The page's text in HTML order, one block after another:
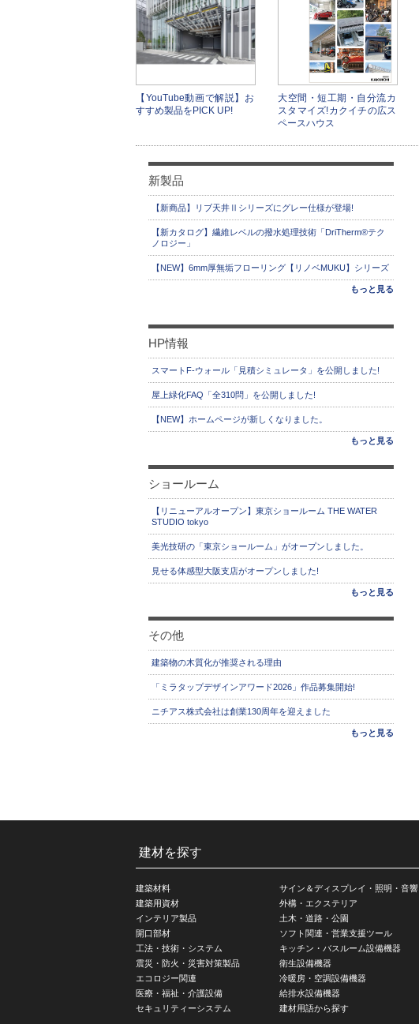
【YouTube動画で解説】お
すすめ製品をPICK UP!
大空間・短工期・自分流カ
スタマイズ!カクイチの広ス
ペースハウス
新製品
【新商品】リブ天井Ⅱシリーズにグレー仕様が登場!
【新カタログ】繊維レベルの撥水処理技術「DriTherm®テク
ノロジー」
【NEW】6mm厚無垢フローリング【リノベMUKU】シリーズ
もっと見る
HP情報
スマートF-ウォール「見積シミュレータ」を公開しました!
屋上緑化FAQ「全310問」を公開しました!
【NEW】ホームページが新しくなりました。
もっと見る
ショールーム
【リニューアルオープン】東京ショールーム THE WATER
STUDIO tokyo
美光技研の「東京ショールーム」がオープンしました。
見せる体感型大阪支店がオープンしました!
もっと見る
その他
建築物の木質化が推奨される理由
「ミラタップデザインアワード2026」作品募集開始!
ニチアス株式会社は創業130周年を迎えました
もっと見る
建材を探す
建築材料
建築用資材
インテリア製品
開口部材
工法・技術・システム
震災・防火・災害対策製品
エコロジー関連
医療・福祉・介護設備
セキュリティーシステム
サイン＆ディスプレイ・照明・音響
外構・エクステリア
土木・道路・公園
ソフト関連・営業支援ツール
キッチン・バスルーム設備機器
衛生設備機器
冷暖房・空調設備機器
給排水設備機器
建材用語から探す